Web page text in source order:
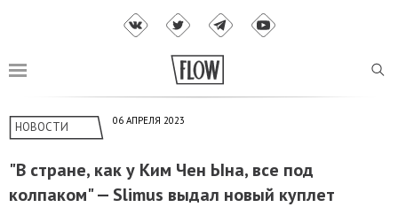
НОВОСТИ 06 АПРЕЛЯ 2023
"В стране, как у Ким Чен Ына, все под
колпаком" — Slimus выдал новый куплет